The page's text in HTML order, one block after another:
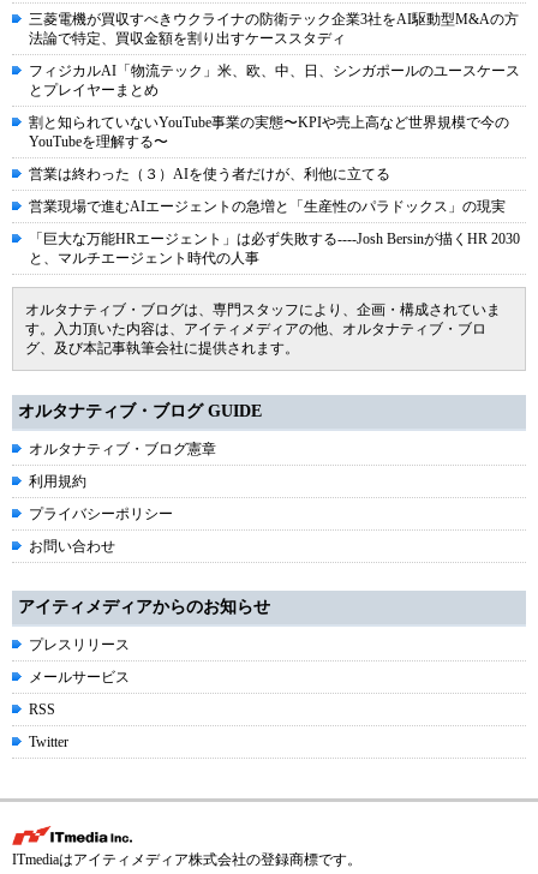
三菱電機が買収すべきウクライナの防衛テック企業3社をAI駆動型M&Aの方
法論で特定、買収金額を割り出すケーススタディ
フィジカルAI「物流テック」米、欧、中、日、シンガポールのユースケース
とプレイヤーまとめ
割と知られていないYouTube事業の実態〜KPIや売上高など世界規模で今の
YouTubeを理解する〜
営業は終わった（３）AIを使う者だけが、利他に立てる
営業現場で進むAIエージェントの急増と「生産性のパラドックス」の現実
「巨大な万能HRエージェント」は必ず失敗する----Josh Bersinが描くHR 2030
と、マルチエージェント時代の人事
オルタナティブ・ブログは、専門スタッフにより、企画・構成されていま
す。入力頂いた内容は、アイティメディアの他、オルタナティブ・ブロ
グ、及び本記事執筆会社に提供されます。
オルタナティブ・ブログ GUIDE
オルタナティブ・ブログ憲章
利用規約
プライバシーポリシー
お問い合わせ
アイティメディアからのお知らせ
プレスリリース
メールサービス
RSS
Twitter
ITmediaはアイティメディア株式会社の登録商標です。